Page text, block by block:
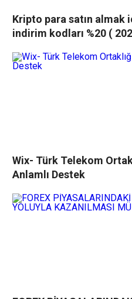
Kripto para satın almak
indirim kodları %20 (
Wix- Türk Telekom
Anlamlı Destek